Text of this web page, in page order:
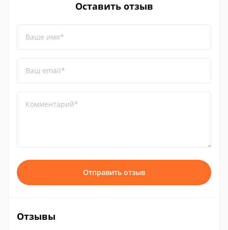
Оставить отзыв
Ваше имя*
Ваш email*
Комментарий*
Отправить отзыв
Отзывы